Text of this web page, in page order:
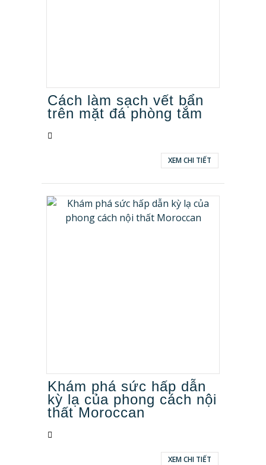
Cách làm sạch vết bẩn
trên mặt đá phòng tắm
XEM CHI TIẾT
Khám phá sức hấp dẫn
kỳ lạ của phong cách nội
thất Moroccan
XEM CHI TIẾT